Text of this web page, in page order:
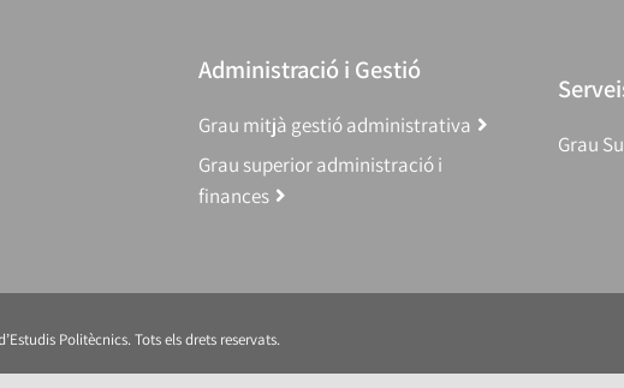
Administració i Gestió
Grau mitjà gestió administrativa
Grau superior administració i
finances
Grau
Politècnics. Tots els drets reservats.